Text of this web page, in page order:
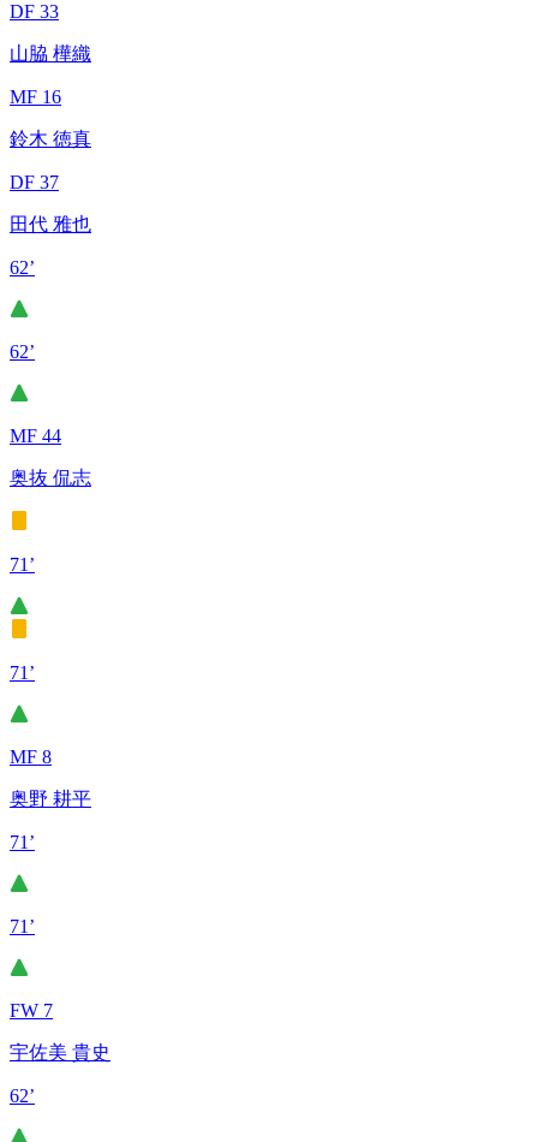
DF 33
山脇 樺織
MF 16
鈴木 徳真
DF 37
田代 雅也
62’
62’
MF 44
奥抜 侃志
71’
71’
MF 8
奥野 耕平
71’
71’
FW 7
宇佐美 貴史
62’